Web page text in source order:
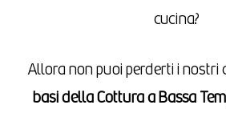
cucina?
Allora non puoi perderti i nostri
basi della Cottura a Bassa